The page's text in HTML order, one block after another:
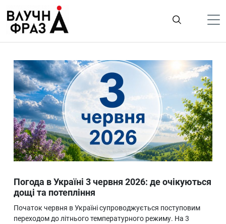
содержимому
Гроші
Життя
Лайфстайл
ТехноНаука
Людина
Ukraine
Про нас
Погода в Україні 3 червня 2026: де очікуються
дощі та потепління
Початок червня в Україні супроводжується поступовим
переходом до літнього температурного режиму. На 3